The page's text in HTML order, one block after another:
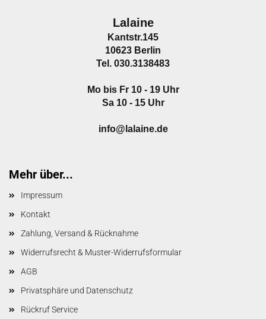
Lalaine
Kantstr.145
10623 Berlin
Tel. 030.3138483
Mo bis Fr 10 - 19 Uhr
Sa 10 - 15 Uhr
info@lalaine.de
Mehr über...
Impressum
Kontakt
Zahlung, Versand & Rücknahme
Widerrufsrecht & Muster-Widerrufsformular
AGB
Privatsphäre und Datenschutz
Rückruf Service